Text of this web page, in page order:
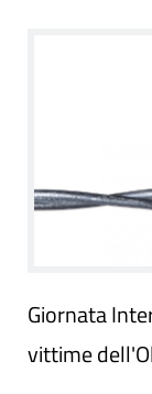
Giornata
vittime